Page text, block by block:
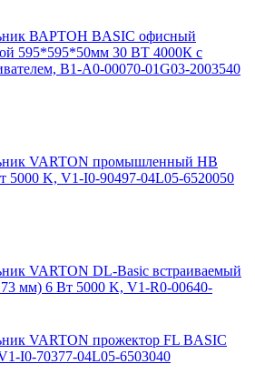
ВАРТОН BASIC офисный
595*595*50мм 30 ВТ 4000К с
B1-A0-00070-01G03-2003540
VARTON промышленный HB
5000 K, V1-I0-90497-04L05-6520050
VARTON DL-Basic встраиваемый
мм) 6 Вт 5000 K, V1-R0-00640-
VARTON прожектор FL BASIC
I0-70377-04L05-6503040